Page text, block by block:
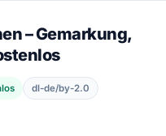
– Gemarkung,
dl-de/by-2.0